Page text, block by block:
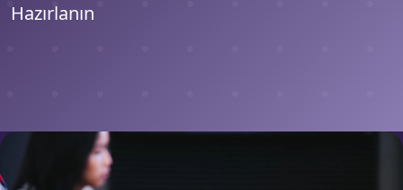
Hazırlanın